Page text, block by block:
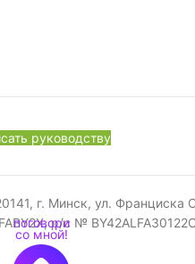
руководству
г. Минск, ул.
р/с №